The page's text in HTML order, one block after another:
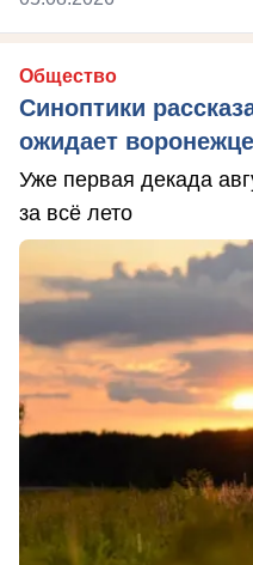
Общество
Синоптики
ожидает
Уже первая декада
за всё лето